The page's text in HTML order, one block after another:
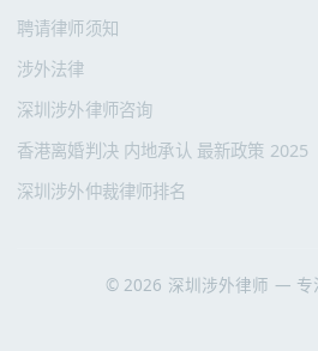
聘请律师须知
涉外法律
深圳涉外律师咨询
香港离婚判决 内地承认 最新政策 2025
深圳涉外仲裁律师排名
© 2026 深圳涉外律师 — 专